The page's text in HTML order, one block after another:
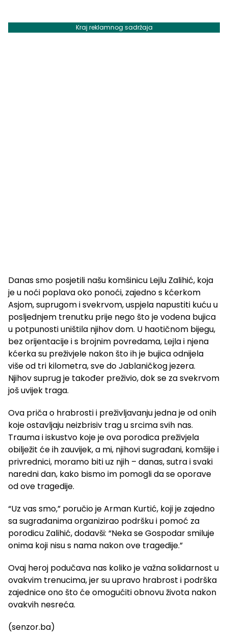
Kraj reklamnog sadržaja
Danas smo posjetili našu komšinicu Lejlu Zalihić, koja
je u noći poplava oko ponoći, zajedno s kćerkom
Asjom, suprugom i svekrvom, uspjela napustiti kuću u
posljednjem trenutku prije nego što je vodena bujica
u potpunosti uništila njihov dom. U haotičnom bijegu,
bez orijentacije i s brojnim povredama, Lejla i njena
kćerka su preživjele nakon što ih je bujica odnijela
više od tri kilometra, sve do Jablaničkog jezera.
Njihov suprug je također preživio, dok se za svekrvom
još uvijek traga.
Ova priča o hrabrosti i preživljavanju jedna je od onih
koje ostavljaju neizbrisiv trag u srcima svih nas.
Trauma i iskustvo koje je ova porodica preživjela
obilježit će ih zauvijek, a mi, njihovi sugrađani, komšije i
privrednici, moramo biti uz njih – danas, sutra i svaki
naredni dan, kako bismo im pomogli da se oporave
od ove tragedije.
“Uz vas smo,” poručio je Arman Kurtić, koji je zajedno
sa sugrađanima organizirao podršku i pomoć za
porodicu Zalihić, dodavši: “Neka se Gospodar smiluje
onima koji nisu s nama nakon ove tragedije.”
Ovaj heroj podučava nas koliko je važna solidarnost u
ovakvim trenucima, jer su upravo hrabrost i podrška
zajednice ono što će omogućiti obnovu života nakon
ovakvih nesreća.
(senzor.ba)